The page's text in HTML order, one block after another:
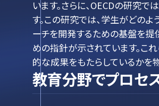
います。さらに、OECDの研究
す。この研究では、学生がどの
ーチを開発するための基盤を提
めの指針が示されています。こ
的な成果をもたらしているかを
教育分野でプロセ